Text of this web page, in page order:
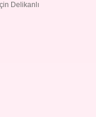
Delikanlı